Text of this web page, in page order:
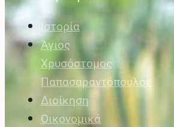
Ιστορία
Άγιος
Χρυσόστομος
Παπασαραντόπουλος
Διοίκηση
Οικονομικά